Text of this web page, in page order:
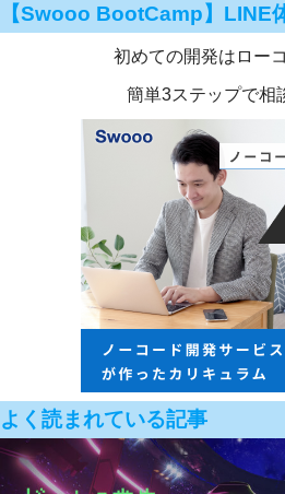
【Swooo BootCamp】LINE
初めての開発はロー
簡単3ステップで相
よく読まれている記事